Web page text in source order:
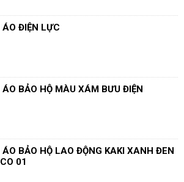
ÁO ĐIỆN LỰC
ÁO BẢO HỘ MÀU XÁM BƯU ĐIỆN
ÁO BẢO HỘ LAO ĐỘNG KAKI XANH ĐEN
01